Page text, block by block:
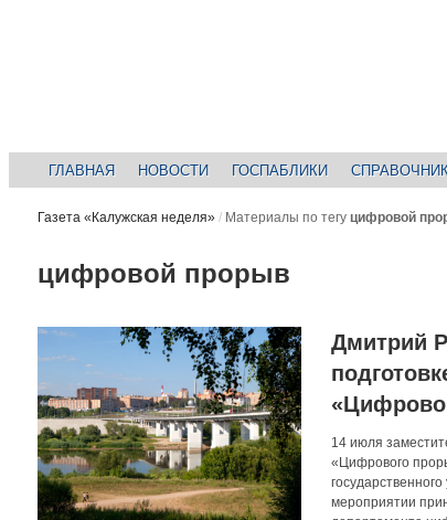
ГЛАВНАЯ НОВОСТИ ГОСПАБЛИКИ
Газета «Калужская неделя» / Материалы по тегу цифровой
цифровой прорыв
Дмитрий
14 июля
«Цифрового
мероприятии